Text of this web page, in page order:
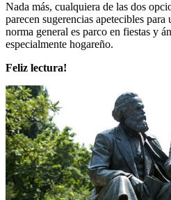
Nada más, cualquiera de las dos
parecen sugerencias apetecibles
norma general es parco en fiestas y
especialmente hogareño.
Feliz lectura!